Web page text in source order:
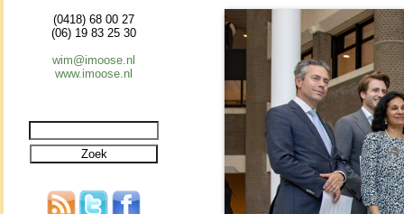
(0418) 68 00 27
(06) 19 83 25 30
wim@imoose.nl
www.imoose.nl